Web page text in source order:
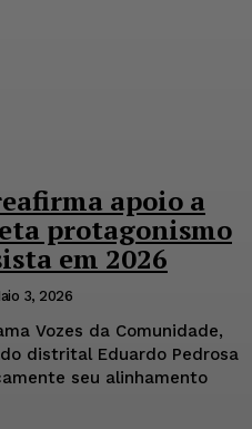
apoio a
protagonismo
em 2026
3, 2026
Vozes da Comunidade,
distrital Eduardo Pedrosa
seu alinhamento